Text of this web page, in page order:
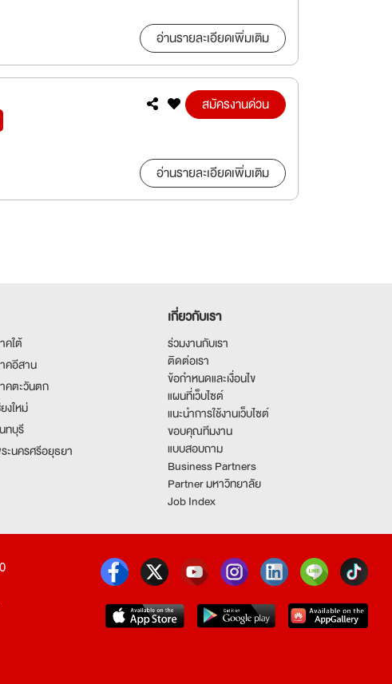
อ่านรายละเอียดเพิ่มเติม
สมัครงานด่วน
อ่านรายละเอียดเพิ่มเติม
คใต้
คอีสาน
คตะวันตก
งใหม่
ทบุรี
ะนครศรีอยุธยา
เกี่ยวกับเรา
ร่วมงานกับเรา
ติดต่อเรา
ข้อกำหนดและเงื่อนไข
แผนที่เว็บไซต์
แนะนำการใช้งานเว็บไซต์
ขอบคุณทีมงาน
แบบสอบถาม
Business Partners
Partner มหาวิทยาลัย
Job Index